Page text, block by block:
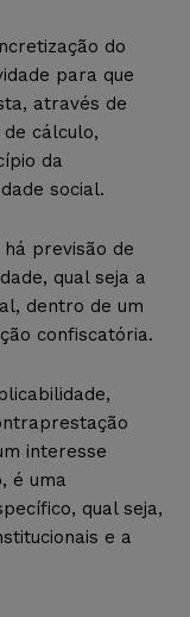
do
para que
através de
cálculo,
da
social.
previsão de
qual seja a
dentro de um
confiscatória.
interesse
é uma
qual seja,
e a